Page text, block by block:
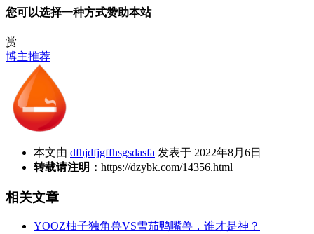
您可以选择一种方式赞助本站
赏
博主推荐
本文由 dfhjdfjgffhsgsdasfa 发表于 2022年8月6日
转载请注明： https://dzybk.com/14356.html
相关文章
YOOZ柚子独角兽VS雪茄鸭嘴兽，谁才是神？